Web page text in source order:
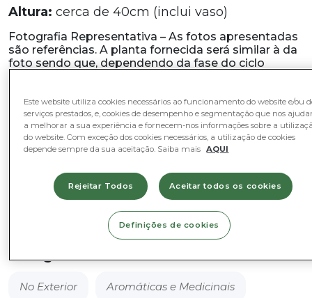
Altura: cerca de 40cm (inclui vaso)
Fotografia Representativa – As fotos apresentadas
são referências. A planta fornecida será similar à da
foto sendo que, dependendo da fase do ciclo
o vaso.
Em stock
Quantidade
Quantidade
Equinácea
- +
Adicionar ao Cesto
No Exterior Aromáticas e Medicinais
Este website utiliza cookies necessários ao funcionamento do website e/ou
serviços prestados, e, cookies de desempenho e segmentação que nos
a melhorar a sua experiência e fornecem-nos informações sobre a
do website. Com exceção dos cookies necessários, a utilização de cookies
depende sempre da sua aceitação. Saiba mais
AQUI
Rejeitar Todos Aceitar todos os cookies
Definições de cookies